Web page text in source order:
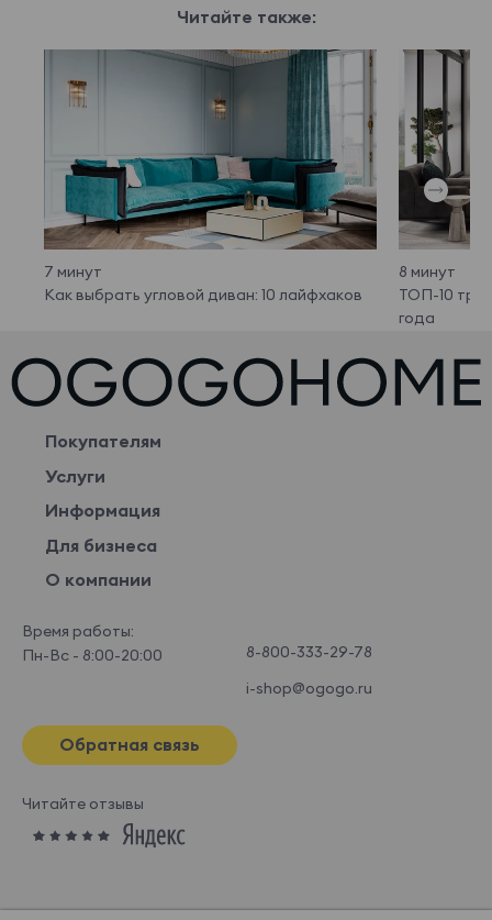
Читайте также:
7 минут
Как выбрать угловой диван: 10 лайфхаков
8 минут
ТОП-10
года
Покупателям
Услуги
Информация
Для бизнеса
О компании
Время работы:
Пн-Вс - 8:00-20:00
8-800-333-29-78
i-shop@ogogo.ru
Обратная связь
Читайте отзывы